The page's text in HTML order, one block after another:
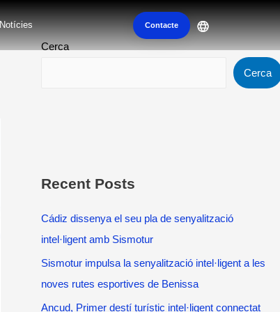
Notícies Contacte
Cerca
Cerca
Recent Posts
Cádiz dissenya el seu pla de senyalització
intel·ligent amb Sismotur
Sismotur impulsa la senyalització intel·ligent a les
noves rutes esportives de Benissa
Ancud, Primer destí turístic intel·ligent connectat